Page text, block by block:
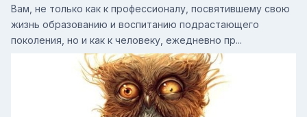
Вам, не только как к профессионалу, посвятившему свою
жизнь образованию и воспитанию подрастающего
поколения, но и как к человеку, ежедневно пр...